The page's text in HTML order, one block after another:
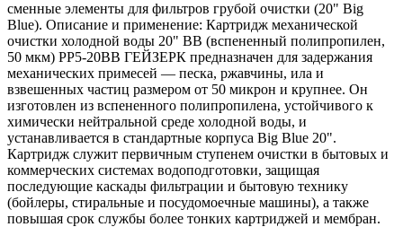
сменные элементы для фильтров грубой очистки (20" Big
Blue). Описание и применение: Картридж механической
очистки холодной воды 20" BB (вспененный полипропилен,
50 мкм) PP5-20BB ГЕЙЗЕРК предназначен для задержания
механических примесей — песка, ржавчины, ила и
взвешенных частиц размером от 50 микрон и крупнее. Он
изготовлен из вспененного полипропилена, устойчивого к
химически нейтральной среде холодной воды, и
устанавливается в стандартные корпуса Big Blue 20".
Картридж служит первичным ступенем очистки в бытовых и
коммерческих системах водоподготовки, защищая
последующие каскады фильтрации и бытовую технику
(бойлеры, стиральные и посудомоечные машины), а также
повышая срок службы более тонких картриджей и мембран.